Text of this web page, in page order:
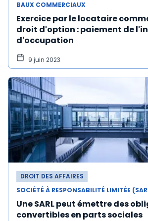
BAUX COMMERCIAUX
Exercice par le locataire
droit d'option : paiement de
d'occupation
9 juin 2023
DROIT DES AFFAIRES
SOCIÉTÉ À RESPONSABILITÉ LIMITÉE
Une SARL peut émettre des
convertibles en parts sociales